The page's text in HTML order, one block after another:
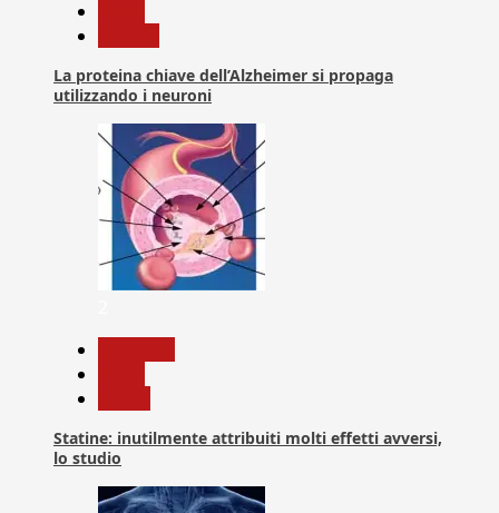
La proteina chiave dell’Alzheimer si propaga
utilizzando i neuroni
Statine: inutilmente attribuiti molti effetti avversi,
lo studio